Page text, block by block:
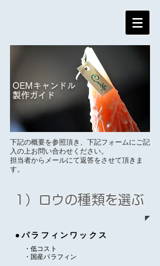
OEMキャンドル
製作ガイド
下記の概要を参照頂き、下記フォームにご記
入の上​お問い合わせください。
担当者からメールにて返答をさせて頂きま
す。
1）ロウの種類を選ぶ
●パラフィンワックス
・低コスト
​・国産パラフィン